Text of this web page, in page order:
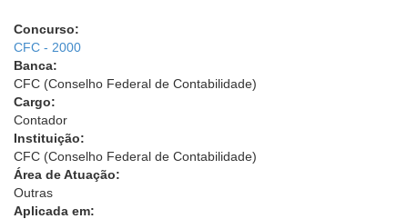
Concurso:
CFC - 2000
Banca:
CFC (Conselho Federal de Contabilidade)
Cargo:
Contador
Instituição:
CFC (Conselho Federal de Contabilidade)
Área de Atuação:
Outras
Aplicada em: